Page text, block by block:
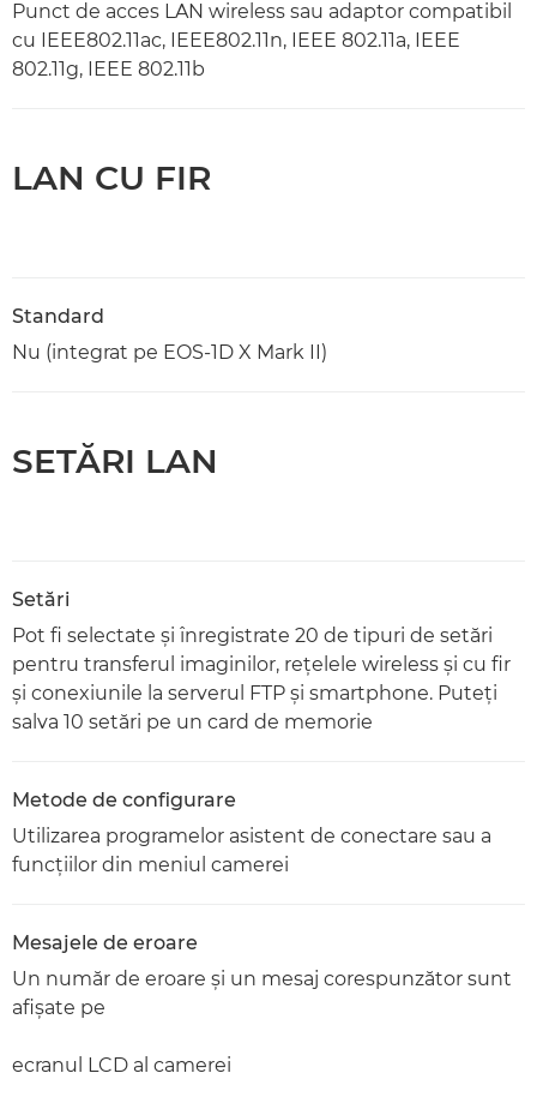
Punct de acces LAN wireless sau adaptor compatibil
cu IEEE802.11ac, IEEE802.11n, IEEE 802.11a, IEEE
802.11g, IEEE 802.11b
LAN CU FIR
Standard
Nu (integrat pe EOS-1D X Mark II)
SETĂRI LAN
Setări
Pot fi selectate şi înregistrate 20 de tipuri de setări
pentru transferul imaginilor, reţelele wireless şi cu fir
şi conexiunile la serverul FTP şi smartphone. Puteţi
salva 10 setări pe un card de memorie
Metode de configurare
Utilizarea programelor asistent de conectare sau a
funcţiilor din meniul camerei
Mesajele de eroare
Un număr de eroare şi un mesaj corespunzător sunt
afişate pe
ecranul LCD al camerei